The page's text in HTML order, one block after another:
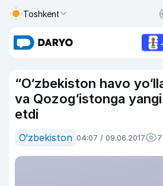
Toshkent
“O‘zbekiston havo
va Qozog‘istonga
etdi
O‘zbekiston 04:07 / 09.06.2017